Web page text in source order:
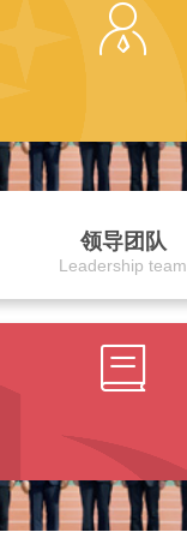
领导团队
Leadership team